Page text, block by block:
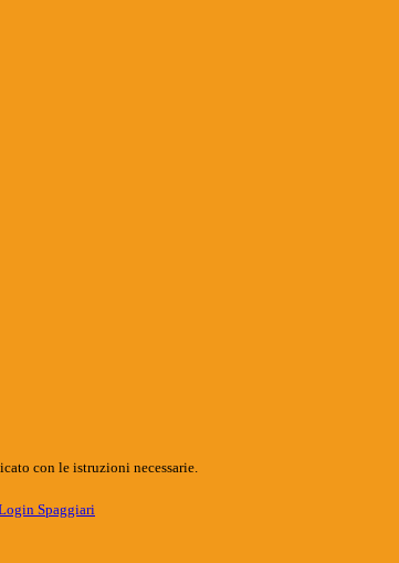
con le istruzioni necessarie.
Spaggiari